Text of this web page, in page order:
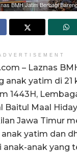
BMH Jatim Berbagi
– Laznas
anak yatim di 21
1443H,
Baitul Maal
Jawa Timur
yatim dan
anak-anak yang